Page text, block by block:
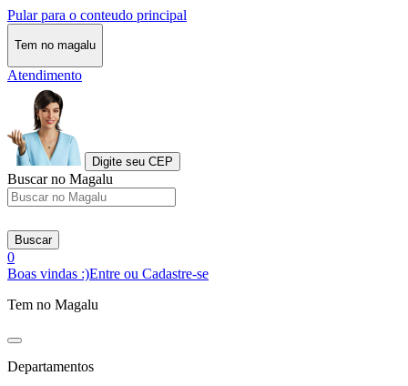
Pular para o conteudo principal
Tem no magalu
Atendimento
Digite seu CEP
Buscar no Magalu
Buscar
0
Boas vindas :)Entre ou Cadastre-se
Tem no Magalu
Departamentos